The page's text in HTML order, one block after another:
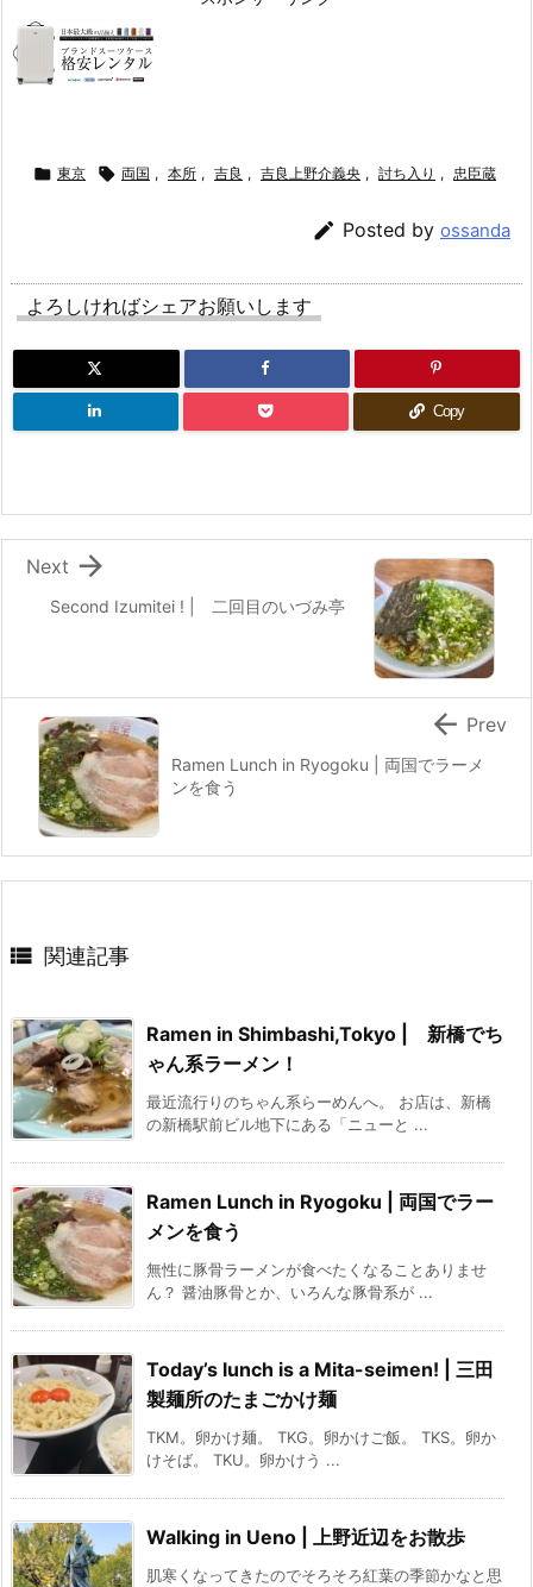
 東京  両国 , 本所 , 吉良 , 吉良上野介義央 , 討ち入り , 忠臣蔵
 Posted by ossanda
よろしければシェアお願いします
Copy
Second Izumitei ! | 二回目のいづみ亭

Next
Ramen Lunch in Ryogoku | 両国でラーメ
ンを食う
 Prev
 関連記事
Ramen in Shimbashi,Tokyo | 新橋でち
ゃん系ラーメン！
最近流行りのちゃん系らーめんへ。 お店は、新橋
の新橋駅前ビル地下にある「ニューと ...
Ramen Lunch in Ryogoku | 両国でラー
メンを食う
無性に豚骨ラーメンが食べたくなることありませ
ん？ 醤油豚骨とか、いろんな豚骨系が ...
Today’s lunch is a Mita-seimen! | 三田
製麺所のたまごかけ麺
TKM。卵かけ麺。 TKG。卵かけご飯。 TKS。卵か
けそば。 TKU。卵かけう ...
Walking in Ueno | 上野近辺をお散歩
肌寒くなってきたのでそろそろ紅葉の季節かなと思